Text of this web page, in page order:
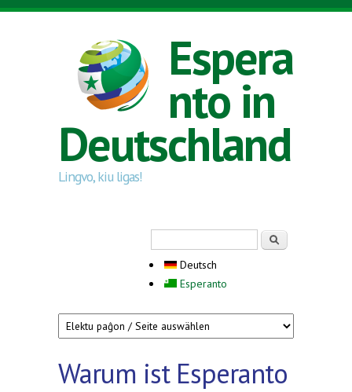
Direkt zum Inhalt
Espera
nto in
Deutschland
Lingvo, kiu ligas!
Deutsch
Esperanto
Warum ist Esperanto